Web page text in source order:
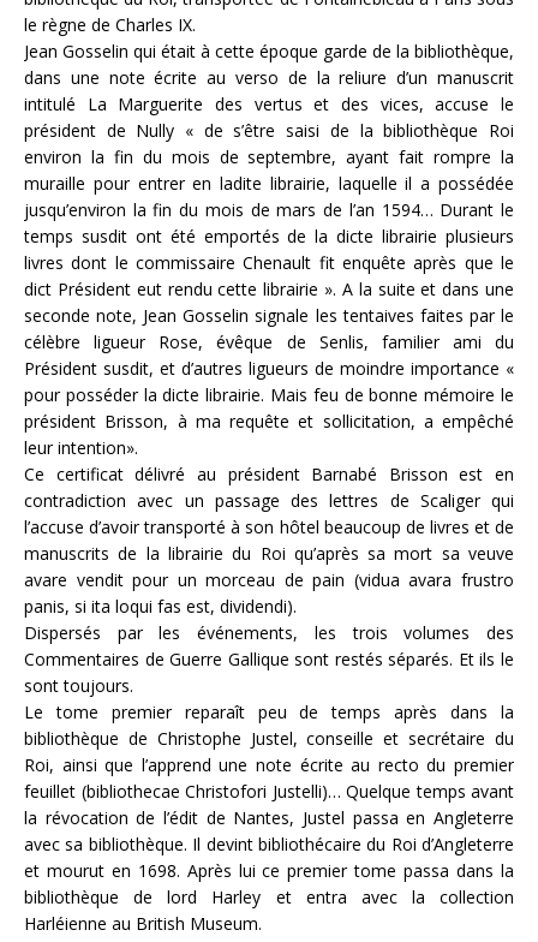
le règne de Charles IX.
Jean Gosselin qui était à cette époque garde de la bibliothèque,
dans une note écrite au verso de la reliure d’un manuscrit
intitulé La Marguerite des vertus et des vices, accuse le
président de Nully « de s’être saisi de la bibliothèque Roi
environ la fin du mois de septembre, ayant fait rompre la
muraille pour entrer en ladite librairie, laquelle il a possédée
jusqu’environ la fin du mois de mars de l’an 1594… Durant le
temps susdit ont été emportés de la dicte librairie plusieurs
livres dont le commissaire Chenault fit enquête après que le
dict Président eut rendu cette librairie ». A la suite et dans une
seconde note, Jean Gosselin signale les tentaives faites par le
célèbre ligueur Rose, évêque de Senlis, familier ami du
Président susdit, et d’autres ligueurs de moindre importance «
pour posséder la dicte librairie. Mais feu de bonne mémoire le
président Brisson, à ma requête et sollicitation, a empêché
leur intention».
Ce certificat délivré au président Barnabé Brisson est en
contradiction avec un passage des lettres de Scaliger qui
l’accuse d’avoir transporté à son hôtel beaucoup de livres et de
manuscrits de la librairie du Roi qu’après sa mort sa veuve
avare vendit pour un morceau de pain (vidua avara frustro
panis, si ita loqui fas est, dividendi).
Dispersés par les événements, les trois volumes des
Commentaires de Guerre Gallique sont restés séparés. Et ils le
sont toujours.
Le tome premier reparaît peu de temps après dans la
bibliothèque de Christophe Justel, conseille et secrétaire du
Roi, ainsi que l’apprend une note écrite au recto du premier
feuillet (bibliothecae Christofori Justelli)… Quelque temps avant
la révocation de l’édit de Nantes, Justel passa en Angleterre
avec sa bibliothèque. Il devint bibliothécaire du Roi d’Angleterre
et mourut en 1698. Après lui ce premier tome passa dans la
bibliothèque de lord Harley et entra avec la collection
Harléienne au British Museum.